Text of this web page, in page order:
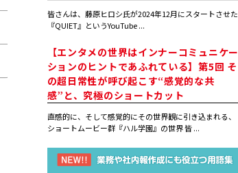
皆さんは、藤原ヒロシ氏が2024年12月にスタートさせた
『QUIET』というYouTube ...
【エンタメの世界はインナーコミュニケー
ションのヒントであふれている】第5回 そ
の超日常性が呼び起こす“感覚的な共
感”と、究極のショートカット
直感的に、そして感覚的にその世界観に引き込まれる、
ショートムービー群『ハル学園』の世界 皆 ...